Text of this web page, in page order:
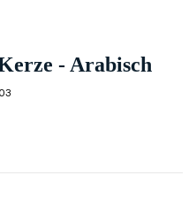
- Arabisch